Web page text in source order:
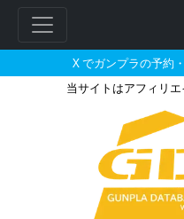
X でガンプラの予約
当サイトはアフィリエ
MG 1/100 キュ